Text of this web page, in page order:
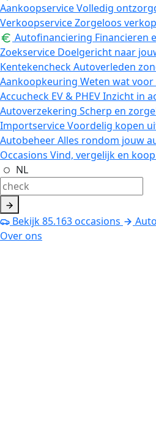
AankoopserviceVolledig
VerkoopserviceZorgeloos
Autofinanciering Financieren
Zoekservice Doelgericht naar
KentekencheckAutoverleden
Aankoopkeuring Weten wat
Accucheck EV & PHEVInzicht in
Autoverzekering Scherp en
ImportserviceVoordelig kopen
AutobeheerAlles rondom jouw
Occasions Vind, vergelijk en
NL
Bekijk85.163occasions
Over ons